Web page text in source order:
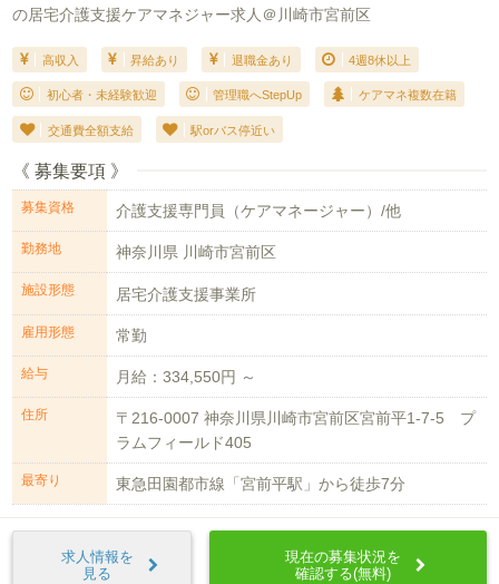
の居宅介護支援ケアマネジャー求人＠川崎市宮前区
高収入 昇給あり 退職金あり 4週8休以上
初心者・未経験歓迎 管理職へStepUp ケアマネ複数在籍
交通費全額支給 駅orバス停近い
《 募集要項 》
募集資格 介護支援専門員（ケアマネージャー）/他
勤務地 神奈川県 川崎市宮前区
施設形態 居宅介護支援事業所
雇用形態 常勤
給与 月給：334,550円 ～
住所
〒216-0007 神奈川県川崎市宮前区宮前平1-7-5 プ
ラムフィールド405
最寄り 東急田園都市線「宮前平駅」から徒歩7分
求人情報を
見る
現在の募集状況を
確認する(無料)